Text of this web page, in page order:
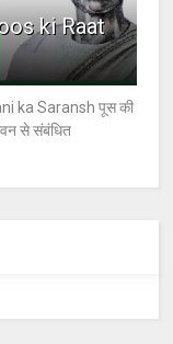
ki Raat
ka Saransh पूस की
से संबंधित